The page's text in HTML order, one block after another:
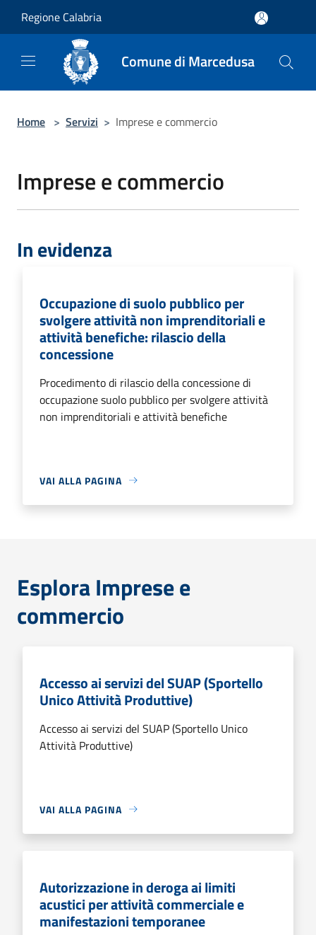
Regione Calabria
Comune di Marcedusa
Home > Servizi > Imprese e commercio
Imprese e commercio
In evidenza
Occupazione di suolo pubblico per
svolgere attività non imprenditoriali e
attività benefiche: rilascio della
concessione
Procedimento di rilascio della concessione di
occupazione suolo pubblico per svolgere attività
non imprenditoriali e attività benefiche
VAI ALLA PAGINA
Esplora Imprese e
commercio
Accesso ai servizi del SUAP (Sportello
Unico Attività Produttive)
Accesso ai servizi del SUAP (Sportello Unico
Attività Produttive)
VAI ALLA PAGINA
Autorizzazione in deroga ai limiti
acustici per attività commerciale e
manifestazioni temporanee